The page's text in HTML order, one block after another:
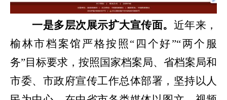
一是多层次展示扩大宣传面。 近年来 ，
榆林市档案馆严格按照 “四个好”“两个服
务”目标要求，按照国家档案局、省档案局和
市委、市政府宣传工作总体部署，坚持以人